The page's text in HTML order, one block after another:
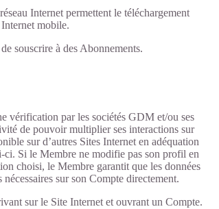
Internet permettent le téléchargement
mobile.
souscrire à des Abonnements.
vérification par les sociétés GDM et/ou ses
de pouvoir multiplier ses interactions sur
sur d’autres Sites Internet en adéquation
ci. Si le Membre ne modifie pas son profil en
choisi, le Membre garantit que les données
sur son Compte directement.
sur le Site Internet et ouvrant un Compte.